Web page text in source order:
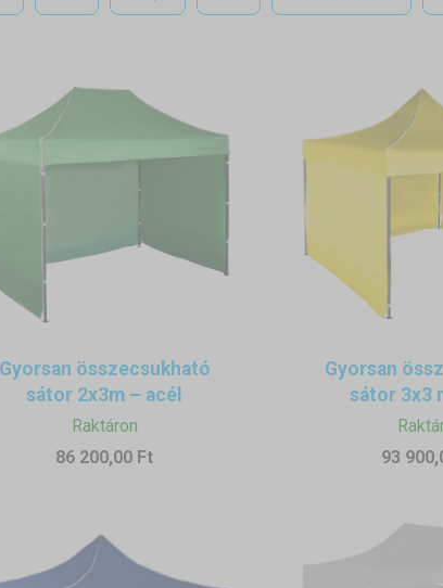
típusú alumínium vázszerkezetek közül
az alapfelszerelés részét képezi és
rögzítés
rendszerének köszönhetően az összeszerelés
semmilyen eszközre. Az eskuvoi pavilonokat
pavilonok nem foglalnak nagy helyet és bárhol
Gyorsan összecsukható
sátor 2x3m – acél
Raktáron
86 200,00 Ft
Gyorsan
sátor 3x3
93